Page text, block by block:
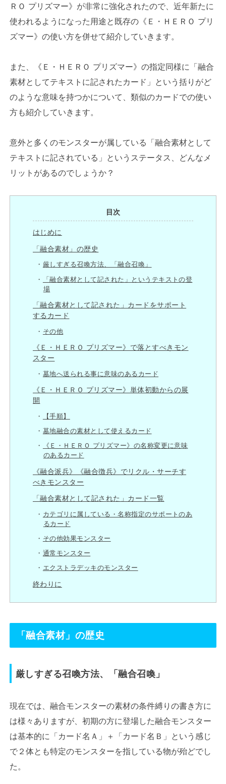
ＲＯ プリズマー》が非常に強化されたので、近年新たに
使われるようになった用途と既存の《Ｅ・ＨＥＲＯ プリ
ズマー》の使い方を併せて紹介していきます。
また、《Ｅ・ＨＥＲＯ プリズマー》の指定同様に「融合
素材としてテキストに記されたカード」という括りがど
のような意味を持つかについて、類似のカードでの使い
方も紹介していきます。
意外と多くのモンスターが属している「融合素材として
テキストに記されている」というステータス、どんなメ
リットがあるのでしょうか？
目次
はじめに
「融合素材」の歴史
厳しすぎる召喚方法、「融合召喚」
「融合素材として記された」というテキストの登
場
「融合素材として記された」カードをサポート
するカード
その他
《Ｅ・ＨＥＲＯ プリズマー》で落とすべきモン
スター
墓地へ送られる事に意味のあるカード
《Ｅ・ＨＥＲＯ プリズマー》単体初動からの展
開
【手順】
墓地融合の素材として使えるカード
《Ｅ・ＨＥＲＯ プリズマー》の名称変更に意味
のあるカード
《融合派兵》《融合徴兵》でリクル・サーチす
べきモンスター
「融合素材として記された」カード一覧
カテゴリに属している・名称指定のサポートのあ
るカード
その他効果モンスター
通常モンスター
エクストラデッキのモンスター
終わりに
「融合素材」の歴史
厳しすぎる召喚方法、「融合召喚」
現在では、融合モンスターの素材の条件縛りの書き方に
は様々ありますが、初期の方に登場した融合モンスター
は基本的に「カード名Ａ」＋「カード名Ｂ」という感じ
で２体とも特定のモンスターを指している物が殆どでし
た。